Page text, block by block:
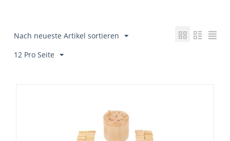
Nach neueste Artikel sortieren
12 Pro Seite